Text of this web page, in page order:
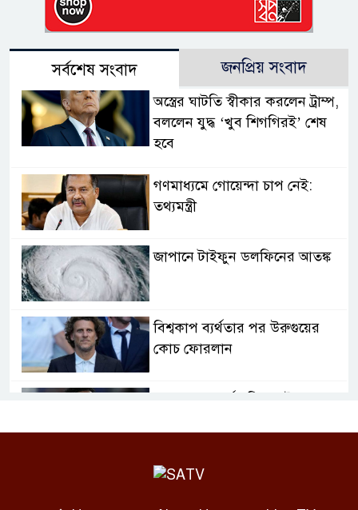
সর্বশেষ সংবাদ জনপ্রিয় সংবাদ
অস্ত্রের ঘাটতি স্বীকার করলেন ট্রাম্প,
বললেন যুদ্ধ ‘খুব শিগগিরই’ শেষ
হবে
গণমাধ্যমে গোয়েন্দা চাপ নেই:
তথ্যমন্ত্রী
জাপানে টাইফুন ডলফিনের আতঙ্ক
বিশ্বকাপ ব্যর্থতার পর উরুগুয়ের
কোচ ফোরলান
সৌদিতে হুথিদের হামলা, বিদেশিসহ